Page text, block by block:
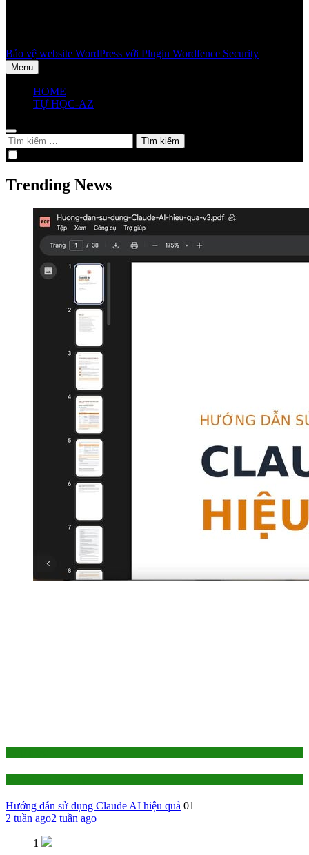
Bảo vệ website WordPress với Plugin Wordfence Security
Menu
HOME
TỰ HỌC-AZ
Tìm
kiếm
cho:
Trending News
Hướng dẫn sử dụng Claude AI hiệu quả 01
2 tuần ago2 tuần ago
1